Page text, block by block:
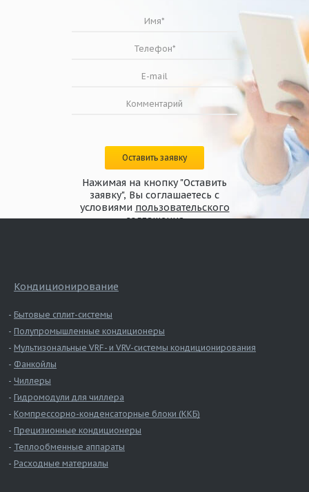
Оставить заявку
Нажимая на кнопку "Оставить
заявку", Вы соглашаетесь с
условиями пользовательского
соглашения
Кондиционирование
Бытовые сплит-системы
Полупромышленные кондиционеры
Мультизональные VRF- и VRV-системы кондиционирования
Фанкойлы
Чиллеры
Гидромодули для чиллера
Компрессорно-конденсаторные блоки (ККБ)
Прецизионные кондиционеры
Теплообменные аппараты
Расходные материалы